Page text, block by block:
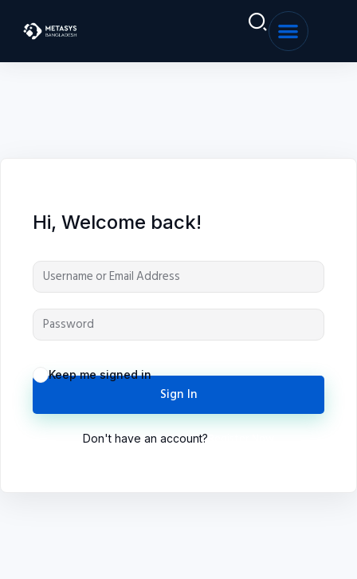
Hi, Welcome back!
Keep me signed in Forgot Password?
Sign In
Don't have an account?
Remember me